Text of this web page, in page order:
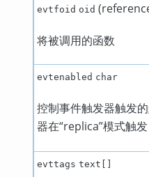
evtfoid oid
将被调用的函数
evtenabled char
控制事件触发器触发的
器在“replica”模式触
evttags text[]